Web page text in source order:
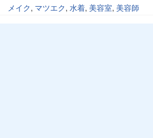
メイク, マツエク, 水着, 美容室, 美容師